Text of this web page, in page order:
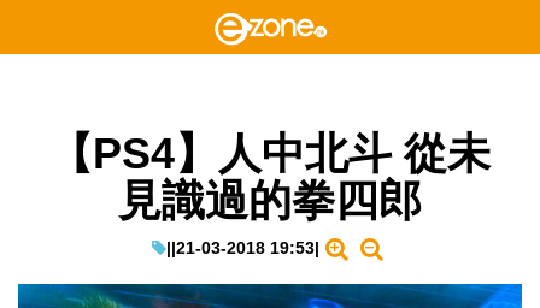
【PS4】人中北斗 從未
見識過的拳四郎
||21-03-2018 19:53|